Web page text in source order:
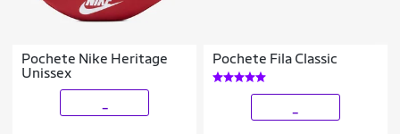
Pochete Nike Heritage
Unissex
Pochete Fila Classic